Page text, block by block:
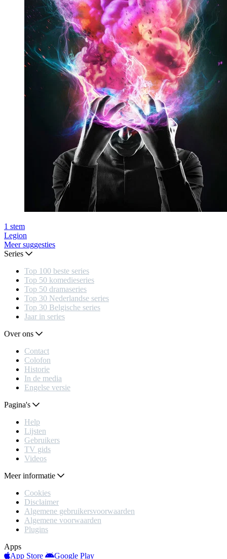
1 stem
Legion
Meer suggesties
Series
Top 100 beste series
Top 50 komedieseries
Top 50 dramaseries
Top 30 Nederlandse series
Top 30 Belgische series
Jaar in series
Over ons
Contact
Colofon
Historie
In de media
Engelse versie
Pagina's
Help
Lijsten
Gebruikers
TV gids
Videos
Meer informatie
Cookies
Disclaimer
Algemene gebruikersvoorwaarden
Algemene voorwaarden
Plugins
Apps
App Store
Google Play